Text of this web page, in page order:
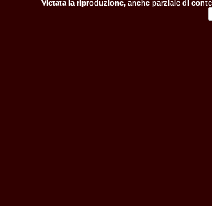
Vietata la riproduzione, anche parziale di